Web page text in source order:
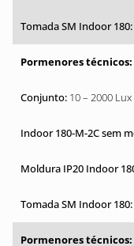
10 – 2000 Lux